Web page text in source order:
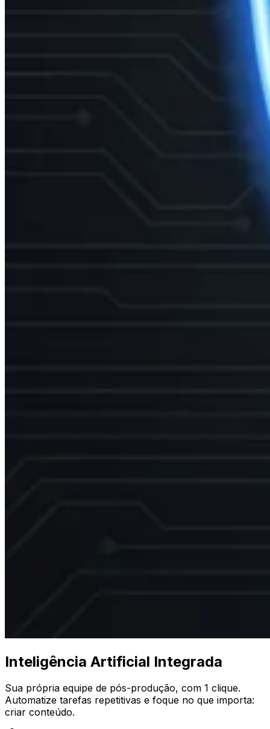
Inteligência Artificial Integrada
Sua própria equipe de pós-produção, com 1 clique.
Automatize tarefas repetitivas e foque no que importa:
criar conteúdo.